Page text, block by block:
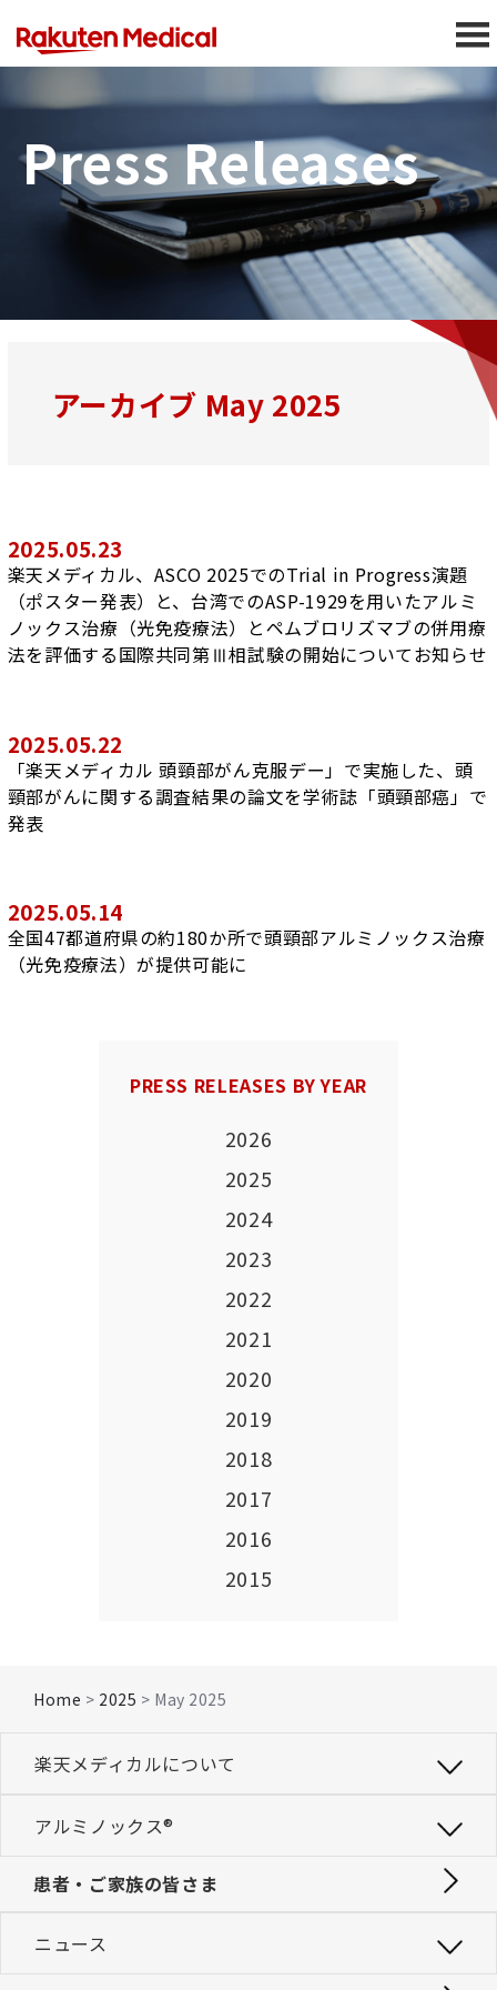
Press Releases
アーカイブ May 2025
2025.05.23
楽天メディカル、ASCO 2025でのTrial in Progress演題
（ポスター発表）と、台湾でのASP-1929を用いたアルミ
ノックス治療（光免疫療法）とペムブロリズマブの併用療
法を評価する国際共同第Ⅲ相試験の開始についてお知らせ
2025.05.22
「楽天メディカル 頭頸部がん克服デー」で実施した、頭
頸部がんに関する調査結果の論文を学術誌「頭頸部癌」で
発表
2025.05.14
全国47都道府県の約180か所で頭頸部アルミノックス治療
（光免疫療法）が提供可能に
PRESS RELEASES BY YEAR
2026
2025
2024
2023
2022
2021
2020
2019
2018
2017
2016
2015
Home > 2025 > May 2025
楽天メディカルについて
アルミノックス®
患者・ご家族の皆さま
ニュース